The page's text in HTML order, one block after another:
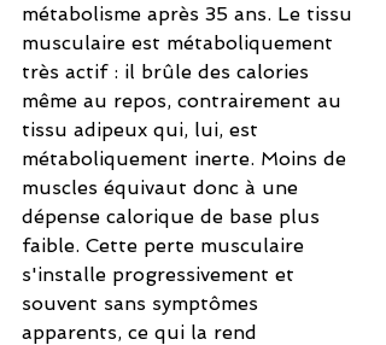
métabolisme après 35 ans. Le tissu
musculaire est métaboliquement
très actif : il brûle des calories
même au repos, contrairement au
tissu adipeux qui, lui, est
métaboliquement inerte. Moins de
muscles équivaut donc à une
dépense calorique de base plus
faible. Cette perte musculaire
s'installe progressivement et
souvent sans symptômes
apparents, ce qui la rend